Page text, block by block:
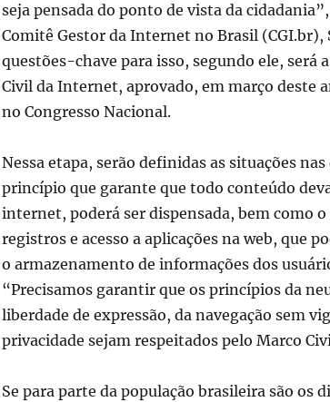
seja pensada do ponto de vista da
Comitê Gestor da Internet no Brasil (CGI.br),
questões-chave para isso, segundo ele, será
Civil da Internet, aprovado, em março deste
no Congresso Nacional.
Nessa etapa, serão definidas as situações
princípio que garante que todo conteúdo
internet, poderá ser dispensada, bem como
registros e acesso a aplicações na web, que
o armazenamento de informações dos
“Precisamos garantir que os princípios da
liberdade de expressão, da navegação sem
privacidade sejam respeitados pelo Marco
Se para parte da população brasileira são os